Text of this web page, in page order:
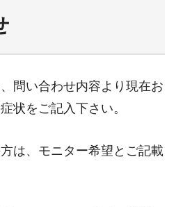
問い合わせ内容より現在お
状をご記入下さい。
は、モニター希望とご記載